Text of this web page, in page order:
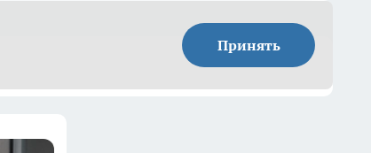
Принять